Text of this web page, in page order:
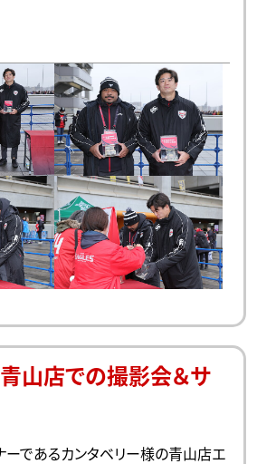
山店での撮影会＆サ
ーであるカンタベリー様の青山店エ